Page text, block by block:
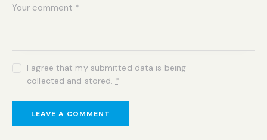
I agree that my submitted data is being
collected and stored. *